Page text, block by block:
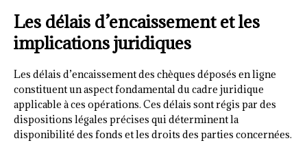
Les délais d’encaissement et les
implications juridiques
Les délais d’encaissement des chèques déposés en ligne
constituent un aspect fondamental du cadre juridique
applicable à ces opérations. Ces délais sont régis par des
dispositions légales précises qui déterminent la
disponibilité des fonds et les droits des parties concernées.